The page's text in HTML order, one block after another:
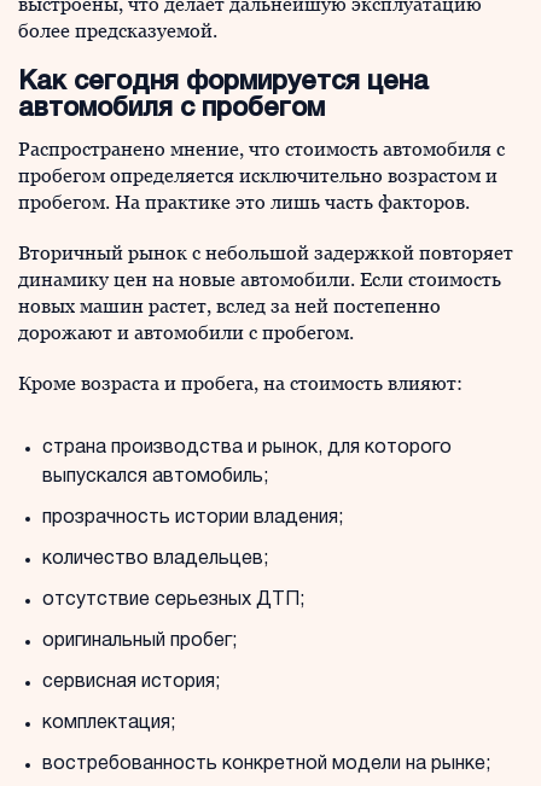
более предсказуемой.
Как сегодня формируется цена
автомобиля с пробегом
Распространено мнение, что стоимость автомобиля с
пробегом определяется исключительно возрастом и
пробегом. На практике это лишь часть факторов.
Вторичный рынок с небольшой задержкой повторяет
динамику цен на новые автомобили. Если стоимость
новых машин растет, вслед за ней постепенно
дорожают и автомобили с пробегом.
Кроме возраста и пробега, на стоимость влияют:
страна производства и рынок, для которого
выпускался автомобиль;
прозрачность истории владения;
количество владельцев;
отсутствие серьезных ДТП;
оригинальный пробег;
сервисная история;
комплектация;
востребованность конкретной модели на рынке;